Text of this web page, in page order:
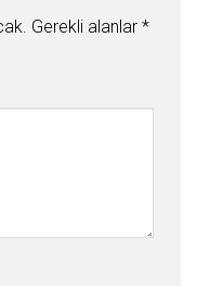
Gerekli alanlar *